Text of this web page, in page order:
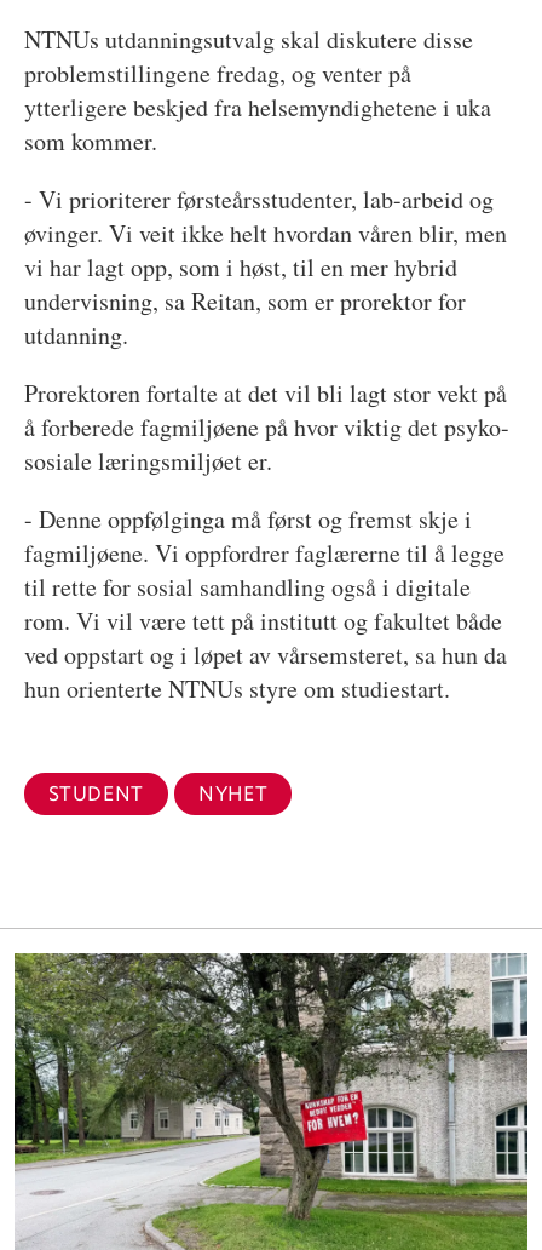
NTNUs utdanningsutvalg skal diskutere disse
problemstillingene fredag, og venter på
ytterligere beskjed fra helsemyndighetene i uka
som kommer.
- Vi prioriterer førsteårsstudenter, lab-arbeid og
øvinger. Vi veit ikke helt hvordan våren blir, men
vi har lagt opp, som i høst, til en mer hybrid
undervisning, sa Reitan, som er prorektor for
utdanning.
Prorektoren fortalte at det vil bli lagt stor vekt på
å forberede fagmiljøene på hvor viktig det psyko-
sosiale læringsmiljøet er.
- Denne oppfølginga må først og fremst skje i
fagmiljøene. Vi oppfordrer faglærerne til å legge
til rette for sosial samhandling også i digitale
rom. Vi vil være tett på institutt og fakultet både
ved oppstart og i løpet av vårsemsteret, sa hun da
hun orienterte NTNUs styre om studiestart.
STUDENT NYHET